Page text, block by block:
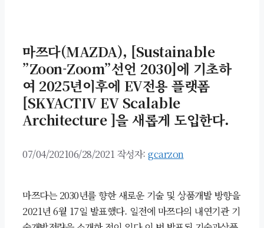
마쯔다(MAZDA), [Sustainable
”Zoon-Zoom”선언 2030]에 기초하
여 2025년이후에 EV전용 플랫폼
[SKYACTIV EV Scalable
Architecture ]을 새롭게 도입한다.
07/04/202106/28/2021 작성자: gcarzon
마쯔다는 2030년를 향한 새로운 기술 및 상품개발 방향을
2021년 6월 17일 발표했다. 일전에 마쯔다의 내연기관 기